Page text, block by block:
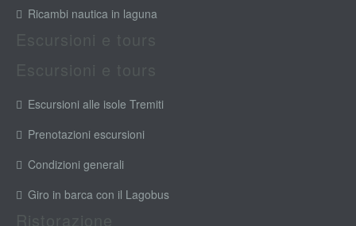
Ricambi nautica in laguna
Escursioni alle isole Tremiti
Prenotazioni escursioni
Condizioni generali
Giro in barca con il Lagobus